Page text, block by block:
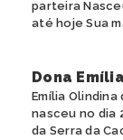
parteira
até hoje Sua
Dona Emília
Emília
nasceu no dia
da Serra da